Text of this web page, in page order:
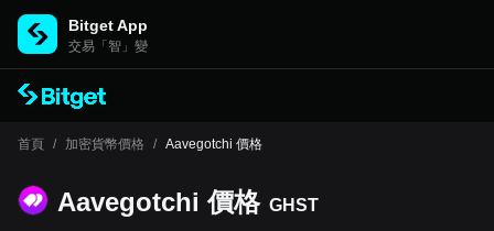
Bitget App
交易「智」變
首頁 / 加密貨幣價格 / Aavegotchi 價格
Aavegotchi 價格 GHST